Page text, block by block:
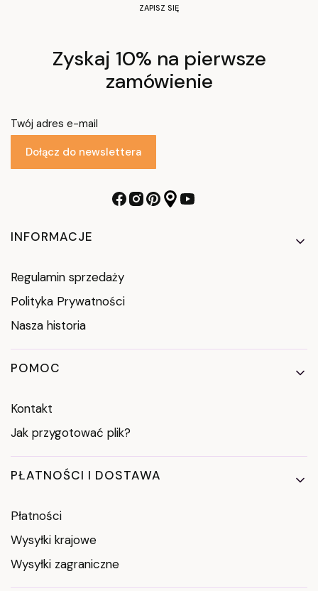
ZAPISZ SIĘ
Zyskaj 10% na pierwsze
zamówienie
Twój adres e-mail
Dołącz do newslettera
Linki w stopce
INFORMACJE
Regulamin sprzedaży
Polityka Prywatności
Nasza historia
POMOC
Kontakt
Jak przygotować plik?
PŁATNOŚCI I DOSTAWA
Płatności
Wysyłki krajowe
Wysyłki zagraniczne